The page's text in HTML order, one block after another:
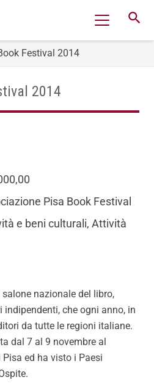
search
Festival 2014
2014
Pisa Book Festival
e beni culturali,Attività
nazionale del libro,
che ogni anno, in
da tutte le regioni italiane.
dal 7 al 9 novembre al
ed ha visto i Paesi